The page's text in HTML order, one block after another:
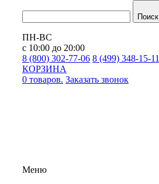
Поиск
ПН-ВС
с 10:00 до 20:00
8 (800) 302-77-06 8 (499) 348-15-11
КОРЗИНА
0 товаров. Заказать звонок
Меню